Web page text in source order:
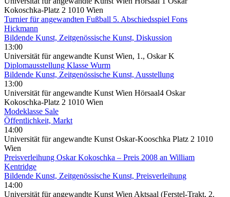
Kokoschka-Platz 2 1010 Wien
Turnier für angewandten Fußball 5. Abschiedsspiel Fons
Hickmann
Bildende Kunst, Zeitgenössische Kunst, Diskussion
13:00
Universität für angewandte Kunst Wien, 1., Oskar K
Diplomausstellung Klasse Wurm
Bildende Kunst, Zeitgenössische Kunst, Ausstellung
13:00
Universität für angewandte Kunst Wien Hörsaal4 Oskar
Kokoschka-Platz 2 1010 Wien
Modeklasse Sale
Öffentlichkeit, Markt
14:00
Universität für angewandte Kunst Oskar-Kooschka Platz 2 1010
Wien
Preisverleihung Oskar Kokoschka – Preis 2008 an William
Kentridge
Bildende Kunst, Zeitgenössische Kunst, Preisverleihung
14:00
Universität für angewandte Kunst Wien Aktsaal (Ferstel-Trakt, 2.